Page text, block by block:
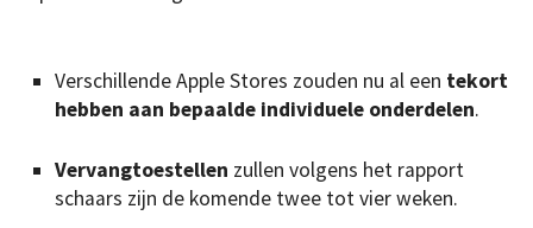
Verschillende Apple Stores zouden nu al een tekort
hebben aan bepaalde individuele onderdelen.
Vervangtoestellen zullen volgens het rapport
schaars zijn de komende twee tot vier weken.